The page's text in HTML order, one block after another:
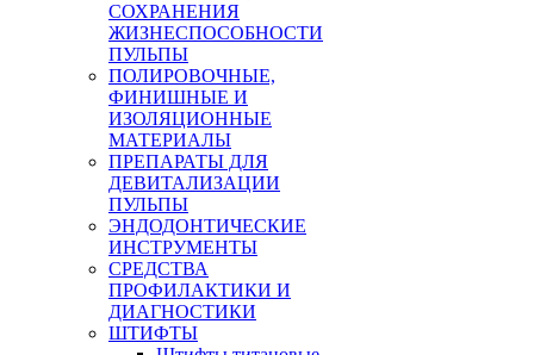
СОХРАНЕНИЯ
ЖИЗНЕСПОСОБНОСТИ
ПУЛЬПЫ
ПОЛИРОВОЧНЫЕ,
ФИНИШНЫЕ И
ИЗОЛЯЦИОННЫЕ
МАТЕРИАЛЫ
ПРЕПАРАТЫ ДЛЯ
ДЕВИТАЛИЗАЦИИ
ПУЛЬПЫ
ЭНДОДОНТИЧЕСКИЕ
ИНСТРУМЕНТЫ
СРЕДСТВА
ПРОФИЛАКТИКИ И
ДИАГНОСТИКИ
ШТИФТЫ